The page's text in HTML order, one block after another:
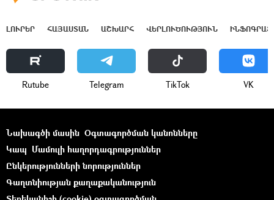
ԼՈՒՐԵՐ ՀԱՅԱՍՏԱՆ ԱՇԽԱՐՀ ՎԵՐԼՈՒԾՈՒԹՅՈՒՆ
Rutube Telegram ТikТоk VK
Նախագծի մասին Օգտագործման կանոնները
Կապ Մամուլի հաղորդագրություններ
Ընկերությունների նորություններ
Գաղտնիության քաղաքականություն